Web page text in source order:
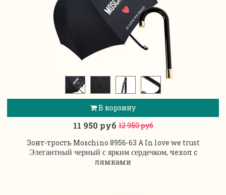
В корзину
11 950 руб12 950 руб
Зонт-трость Moschino 8956-63 A In love we trust
Элегантный черный с ярким сердечком, чехол с
лямками